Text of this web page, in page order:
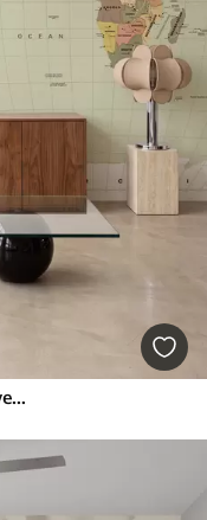
Mapa político do mundo em tons de verde-oliva com bandeiras, em inglês